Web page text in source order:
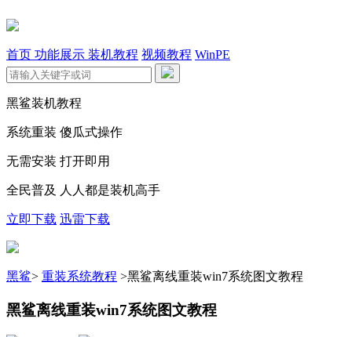
首页 功能展示 装机教程 视频教程 WinPE
黑鲨装机教程
系统重装 傻瓜式操作
无需安装 打开即用
全民普及 人人都是装机高手
立即下载 迅雷下载
黑鲨> 重装系统教程 >黑鲨离线重装win7系统图文教程
黑鲨离线重装win7系统图文教程